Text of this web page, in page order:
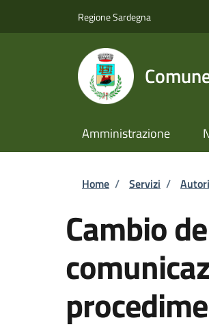
Regione Sardegna
Amministrazione
Briciole di
Home / Servizi /
Cambio